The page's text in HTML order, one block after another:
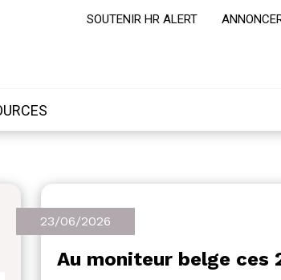
SOUTENIR HR ALERT
23/06/2026
Au moniteur belge ces